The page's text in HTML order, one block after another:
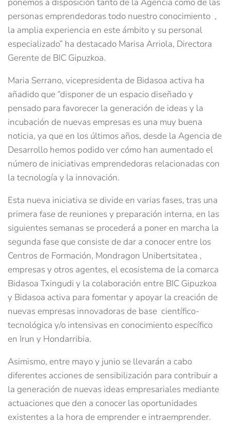
ponemos a disposición tanto de la Agencia como de las
personas emprendedoras todo nuestro conocimiento ,
la amplia experiencia en este ámbito y su personal
especializado” ha destacado Marisa Arriola, Directora
Gerente de BIC Gipuzkoa.
Maria Serrano, vicepresidenta de Bidasoa activa ha
añadido que “disponer de un espacio diseñado y
pensado para favorecer la generación de ideas y la
incubación de nuevas empresas es una muy buena
noticia, ya que en los últimos años, desde la Agencia de
Desarrollo hemos podido ver cómo han aumentado el
número de iniciativas emprendedoras relacionadas con
la tecnología y la innovación.
Esta nueva iniciativa se divide en varias fases, tras una
primera fase de reuniones y preparación interna, en las
siguientes semanas se procederá a poner en marcha la
segunda fase que consiste de dar a conocer entre los
Centros de Formación, Mondragon Unibertsitatea ,
empresas y otros agentes, el ecosistema de la comarca
Bidasoa Txingudi y la colaboración entre BIC Gipuzkoa
y Bidasoa activa para fomentar y apoyar la creación de
nuevas empresas innovadoras de base científico-
tecnológica y/o intensivas en conocimiento específico
en Irun y Hondarribia.
Asimismo, entre mayo y junio se llevarán a cabo
diferentes acciones de sensibilización para contribuir a
la generación de nuevas ideas empresariales mediante
actuaciones que den a conocer las oportunidades
existentes a la hora de emprender e intraemprender.